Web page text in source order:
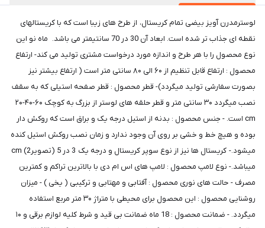
لوسترمدرن آویز بیضی تمام کریستال، از طرح های زیبا است که با کریستالهای
نقطه ای جذاب تر شده است. ابعاد آن 30 در 70 سانتیمتر می باشد. ماه نو این
نوع محصول را با هر طرح و اندازه مورد درخواست مشتری تولید می کند- ارتفاع
محصول : ارتفاع قابل تنظیم از ۶۰ الی ۸۰ سانتی متر است ( ارتفاع بیشتر نیز
بصورت سفارشی تولید میگردد)- قطر محصول : قطر صفحه استیلی که به سقف
نصب میگردد ۳۰ سانتی متر و قطر حلقه های لوستر از بزرگ به کوچک ۶۰-۴۰-۲۰
cm است. - جنس محصول : بدنه از استیل درجه یک و براق است که روکش دار
بوده و هیچ خط و خشی بر روی آن وجود ندارد و زمان نصب روکش استیل کنده
میشود.- کریستال ها نیز از نوع سوپر کریستال و درجه یک 3 در 5 (تصویر2) cm
میباشد.- نوع لامپ محصول : لامپ های اس ام دی با بالاترین تراکم و کمترین
مصرف - حالت های نوری محصول : آفتابی و مهتابی و ترکیبی ( یخی ) - میزان
روشنایی محصول : این محصول برای محیطی با متراژ ۳۰ متر مربع استفاده
میگردد. - ضمانت محصول : 18 ماه ضمانت بی قید و شرط کلیه لوازم برقی و ۱۰